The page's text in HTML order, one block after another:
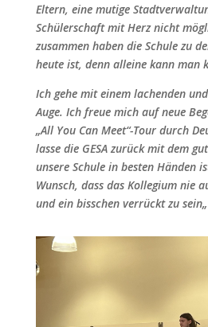
Eltern, eine mutige
Schülerschaft mit Herz nicht
zusammen haben die Schule zu
heute ist, denn alleine kann man
Ich gehe mit einem lachenden
Auge. Ich freue mich auf neue
„All You Can Meet“-Tour durch
lasse die GESA zurück mit dem
unsere Schule in besten Händen
Wunsch, dass das Kollegium nie
und ein bisschen verrückt zu sein„